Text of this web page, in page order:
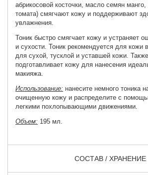
абрикосовой косточки, масло семян
томата) смягчают кожу и поддерживают
увлажнения.
Тоник быстро смягчает кожу и устраняет
и сухости. Тоник рекомендуется для кожи
для сухой, тусклой и уставшей кожи.
подготавливает кожу для нанесения
макияжа.
Использование: нанесите немного тоника
очищенную кожу и распределите с
легкими похлопывающими движениями.
Объем: 195 мл.
СОСТАВ / ХРАНЕНИЕ